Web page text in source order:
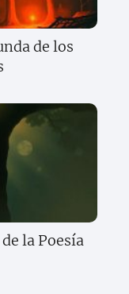
de los
la Poesía